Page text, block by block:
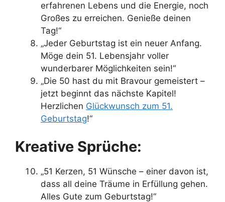
erfahrenen Lebens und die Energie, noch
Großes zu erreichen. Genieße deinen
Tag!“
„Jeder Geburtstag ist ein neuer Anfang.
Möge dein 51. Lebensjahr voller
wunderbarer Möglichkeiten sein!“
„Die 50 hast du mit Bravour gemeistert –
jetzt beginnt das nächste Kapitel!
Herzlichen Glückwunsch zum 51.
Geburtstag!“
Kreative Sprüche:
„51 Kerzen, 51 Wünsche – einer davon ist,
dass all deine Träume in Erfüllung gehen.
Alles Gute zum Geburtstag!“